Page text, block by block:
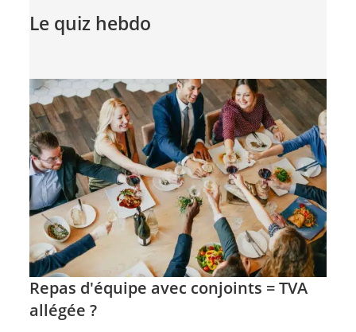
Le quiz hebdo
Repas d'équipe avec conjoints = TVA
allégée ?